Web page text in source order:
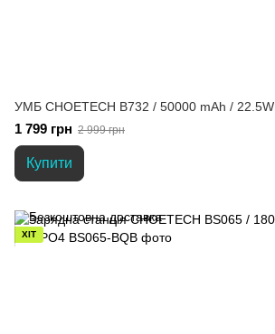
УМБ CHOETECH B732 / 50000 mAh / 22.5W
1 799 грн 2 999 грн
Купити
ХІТ